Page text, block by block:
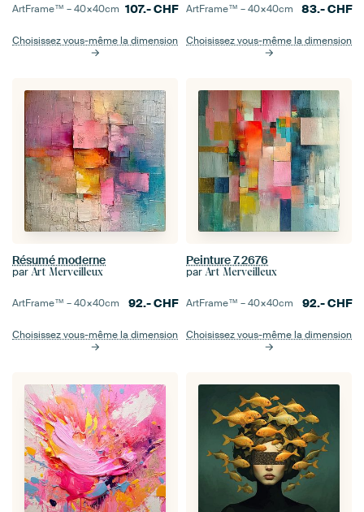
ArtFrame™ –40×40cm 107.-CHF
Choisissez vous-même la dimension
ArtFrame™ –40×40cm 83.-CHF
Choisissez vous-même la dimension
Résumé moderne
par Art Merveilleux
ArtFrame™ –40×40cm 92.-CHF
Choisissez vous-même la dimension
Peinture 7.2676
par Art Merveilleux
ArtFrame™ –40×40cm 92.-CHF
Choisissez vous-même la dimension